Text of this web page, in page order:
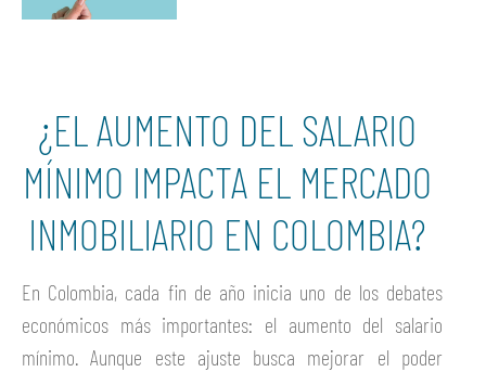
¿EL AUMENTO DEL SALARIO
MÍNIMO IMPACTA EL MERCADO
INMOBILIARIO EN COLOMBIA?
En Colombia, cada fin de año inicia uno de los debates
económicos más importantes: el aumento del salario
mínimo. Aunque este ajuste busca mejorar el poder